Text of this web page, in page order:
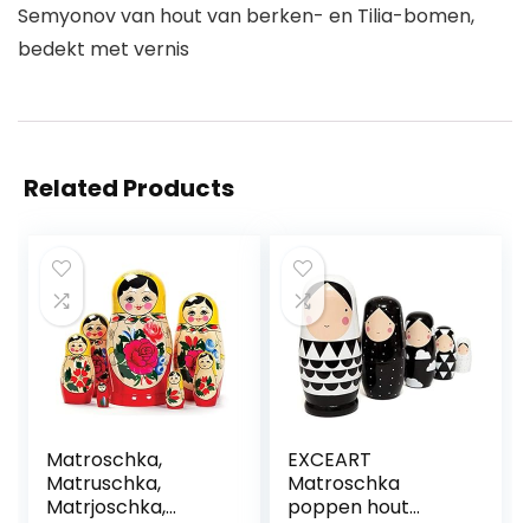
Semyonov van hout van berken- en Tilia-bomen,
bedekt met vernis
Related Products
Matroschka,
Matruschka,
Matrjoschka,
EXCEART
Matroschka
poppen hout